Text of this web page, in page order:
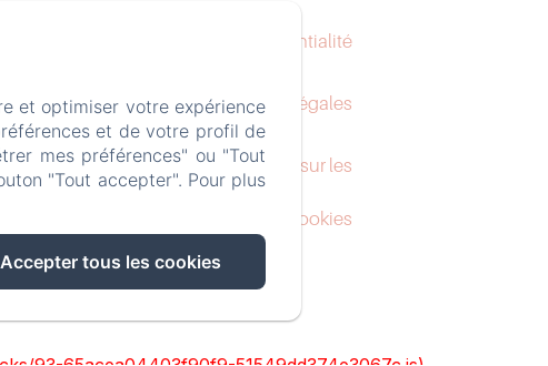
confidentialité
Informations légales
Informations sur les
cookies
et optimiser votre expérience
et de votre profil de
mes préférences" ou "Tout
"Tout accepter". Pour plus
Accepter tous les cookies